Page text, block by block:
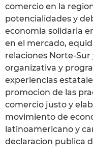
comercio en la
potencialidades y
economia solidaria
en el mercado,
relaciones Norte-
organizativa y
experiencias
promocion de las
comercio justo y
movimiento de
latinoamericano y
declaracion publica